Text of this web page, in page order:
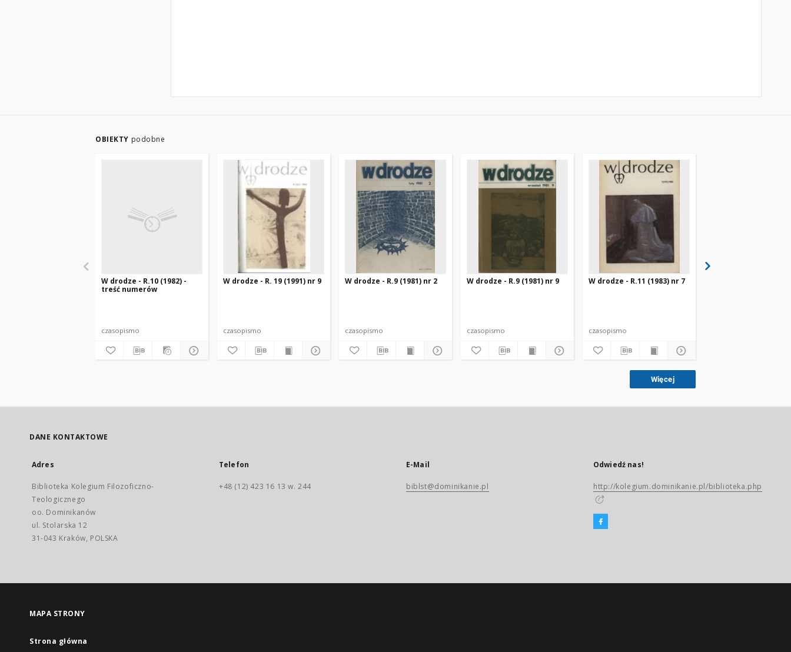
OBIEKTY podobne
W drodze - R.10 (1982) -
treść numerów
czasopismo
W drodze - R. 19 (1991) nr 9
czasopismo
W drodze - R.9 (1981) nr 2
czasopismo
W drodze - R.9 (1981) nr 9
czasopismo
W drodze - R.11 (1983) nr 7
czasopismo
Więcej
DANE KONTAKTOWE
Adres
Biblioteka Kolegium Filozoficzno-
Teologicznego
oo. Dominikanów
ul. Stolarska 12
31-043 Kraków, POLSKA
Telefon
+48 (12) 423 16 13 w. 244
E-Mail
biblst@dominikanie.pl
Odwiedź nas!
http://kolegium.dominikanie.pl/biblioteka.php
MAPA STRONY
Strona główna